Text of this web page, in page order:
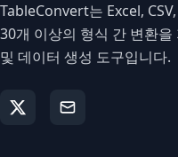
TableConvert는 Excel,
30개 이상의 형식 간 변환
및 데이터 생성 도구입니다.